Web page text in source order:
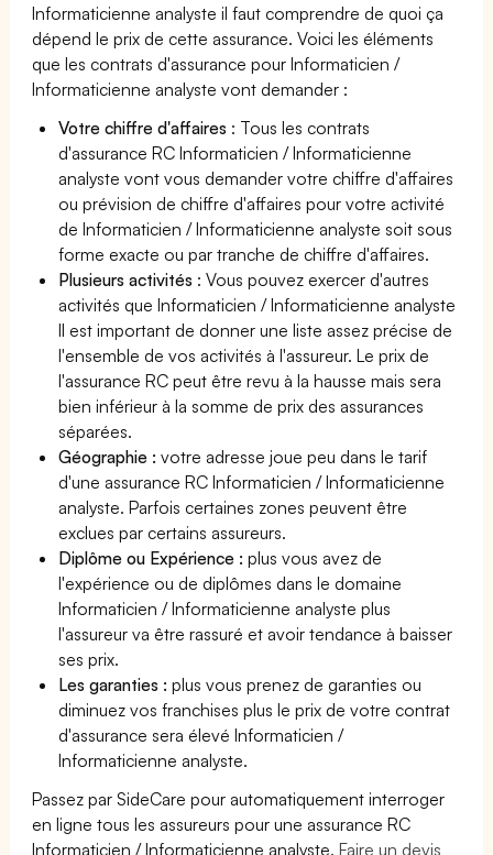
Informaticienne analyste il faut comprendre de quoi ça
dépend le prix de cette assurance. Voici les éléments
que les contrats d'assurance pour Informaticien /
Informaticienne analyste vont demander :
Votre chiffre d'affaires : Tous les contrats
d'assurance RC Informaticien / Informaticienne
analyste vont vous demander votre chiffre d'affaires
ou prévision de chiffre d'affaires pour votre activité
de Informaticien / Informaticienne analyste soit sous
forme exacte ou par tranche de chiffre d'affaires.
Plusieurs activités : Vous pouvez exercer d'autres
activités que Informaticien / Informaticienne analyste
Il est important de donner une liste assez précise de
l'ensemble de vos activités à l'assureur. Le prix de
l'assurance RC peut être revu à la hausse mais sera
bien inférieur à la somme de prix des assurances
séparées.
Géographie :votre adresse joue peu dans le tarif
d'une assurance RC Informaticien / Informaticienne
analyste. Parfois certaines zones peuvent être
exclues par certains assureurs.
Diplôme ou Expérience :plus vous avez de
l'expérience ou de diplômes dans le domaine
Informaticien / Informaticienne analyste plus
l'assureur va être rassuré et avoir tendance à baisser
ses prix.
Les garanties :plus vous prenez de garanties ou
diminuez vos franchises plus le prix de votre contrat
d'assurance sera élevé Informaticien /
Informaticienne analyste.
Passez par SideCare pour automatiquement interroger
en ligne tous les assureurs pour une assurance RC
Informaticien / Informaticienne analyste.Faire un devis